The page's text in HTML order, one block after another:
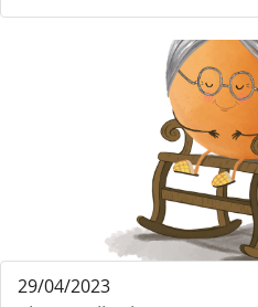
29/04/2023